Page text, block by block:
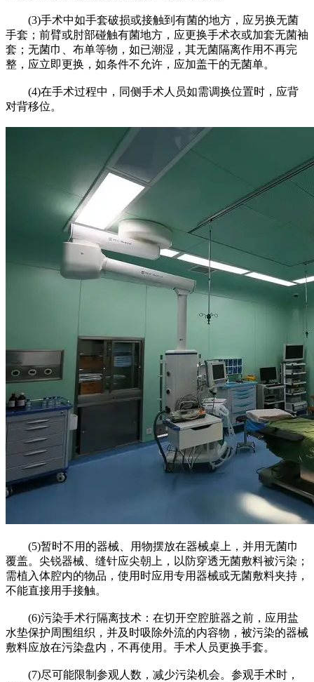
(3)手术中如手套破损或接触到有菌的地方，应另换无菌
手套；前臂或肘部碰触有菌地方，应更换手术衣或加套无菌袖
套；无菌巾、布单等物，如已潮湿，其无菌隔离作用不再完
整，应立即更换，如条件不允许，应加盖干的无菌单。
(4)在手术过程中，同侧手术人员如需调换位置时，应背
对背移位。
(5)暂时不用的器械、用物摆放在器械桌上，并用无菌巾
覆盖。尖锐器械、缝针应尖朝上，以防穿透无菌敷料被污染；
需植入体腔内的物品，使用时应用专用器械或无菌敷料夹持，
不能直接用手接触。
(6)污染手术行隔离技术：在切开空腔脏器之前，应用盐
水垫保护周围组织，并及时吸除外流的内容物，被污染的器械
敷料应放在污染盘内，不再使用。手术人员更换手套。
(7)尽可能限制参观人数，减少污染机会。参观手术时，